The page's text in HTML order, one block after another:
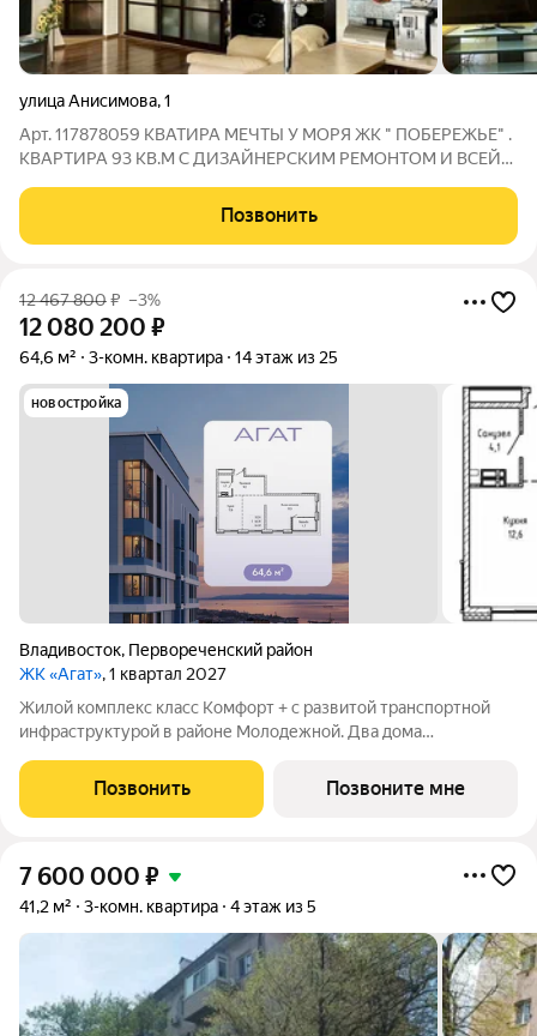
улица Анисимова,1
Арт. 117878059 КВАТИРА МЕЧТЫ У МОРЯ ЖК " ПОБЕРЕЖЬЕ" .
КВАРТИРА 93 КВ.М С ДИЗАЙНЕРСКИМ РЕМОНТОМ И ВСЕЙ
ОГОРОЖЕННАЯ ТЕРРИТОРИЯ , ВИДЕОНАБЛЮДЕНИЕ, СВОЕ
ПАРКОВОЧНОЕ МЕСТО. НА ТЕРРИТОРИИ ДЕТСКАЯ
Позвонить
12 467 800₽ –3%
12 080 200 ₽
64,6 м² 3-комн. квартира 14 этаж из 25
новостройка
Владивосток, Первореченский район
ЖК «Агат», 1 квартал 2027
Жилой комплекс класс Комфорт + с развитой транспортной
инфраструктурой в районе Молодежной. Два дома
сад, современная детская и спортивная площадки, двор без
машин. Видовая с панорамным видом на
Позвонить Позвоните мне
7 600 000 ₽
41,2 м² 3-комн. квартира 4 этаж из 5